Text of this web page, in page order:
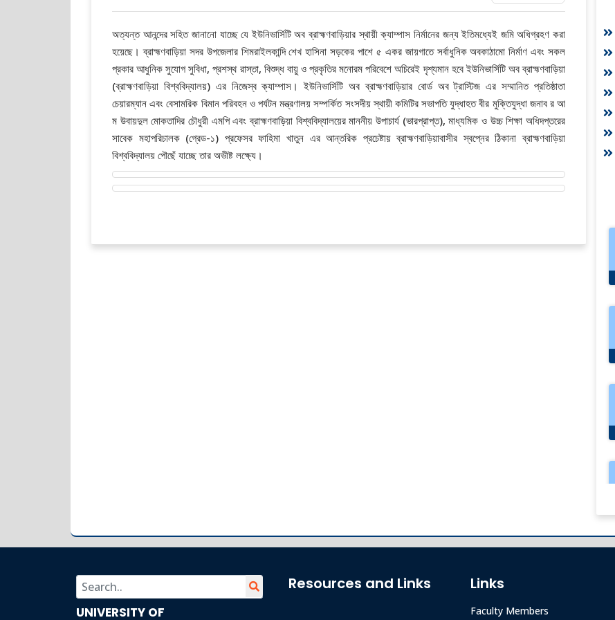
অত্যন্ত আনন্দের সহিত জানানো যাচ্ছে যে ইউনিভার্সিটি অব ব্রাহ্মণবাড়িয়ার স্থায়ী ক্যাম্পাস নির্মানের জন্য ইতিমধ্যেই জমি অধিগ্রহণ করা
হয়েছে। ব্রাহ্মণবাড়িয়া সদর উপজেলার শিমরাইলকান্দি শেখ হাসিনা সড়কের পাশে ৫ একর জায়গাতে সর্বাধুনিক অবকাঠামো নির্মাণ এবং সকল
প্রকার আধুনিক সুযোগ সুবিধা, প্রশস্থ রাস্তা, বিশুদ্ধ বায়ু ও প্রকৃতির মনোরম পরিবেশে অচিরেই দৃশ্যমান হবে ইউনিভার্সিটি অব ব্রাহ্মণবাড়িয়া
(ব্রাহ্মণবাড়িয়া বিশ্ববিদ্যালয়) এর নিজেস্ব ক্যাম্পাস। ইউনিভার্সিটি অব ব্রাহ্মণবাড়িয়ার বোর্ড অব ট্রাস্টিজ এর সম্মানিত প্রতিষ্ঠাতা
চেয়ারম্যান এবং বেসামরিক বিমান পরিবহন ও পর্যটন মন্ত্রণালয় সম্পর্কিত সংসদীয় স্থায়ী কমিটির সভাপতি যুদ্ধাহত বীর মুক্তিযুদ্ধা জনাব র আ
ম উবায়দুল মোকতাদির চৌধুরী এমপি এবং ব্রাহ্মণবাড়িয়া বিশ্ববিদ্যালয়ের মাননীয় উপাচার্য (ভারপ্রাপ্ত), মাধ্যমিক ও উচ্চ শিক্ষা অধিদপ্তরের
সাবেক মহাপরিচালক (গ্রেড-১) প্রফেসর ফাহিমা খাতুন এর আন্তরিক প্রচেষ্টায় ব্রাহ্মণবাড়িয়াবাসীর স্বপ্নের ঠিকানা ব্রাহ্মণবাড়িয়া
বিশ্ববিদ্যালয় পৌছেঁ যাচ্ছে তার অভীষ্ট লক্ষ্যে।
UNIVERSITY OF
Resources and Links Links
Faculty Members